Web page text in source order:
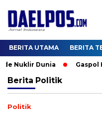
BERITA UTAMA BERITA
Nuklir Dunia Gaspol
Berita Politik
Politik